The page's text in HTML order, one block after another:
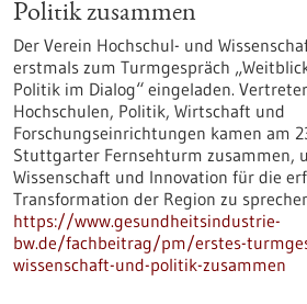
Politik zusammen
Der Verein Hochschul- und
erstmals zum Turmgespräch
Politik im Dialog“ eingeladen.
Hochschulen, Politik, Wirtschaft und
Forschungseinrichtungen kamen am
Stuttgarter Fernsehturm zusammen,
Wissenschaft und Innovation für die
Transformation der Region zu
https://www.gesundheitsindustrie-
bw.de/fachbeitrag/pm/erstes-
wissenschaft-und-politik-zusammen